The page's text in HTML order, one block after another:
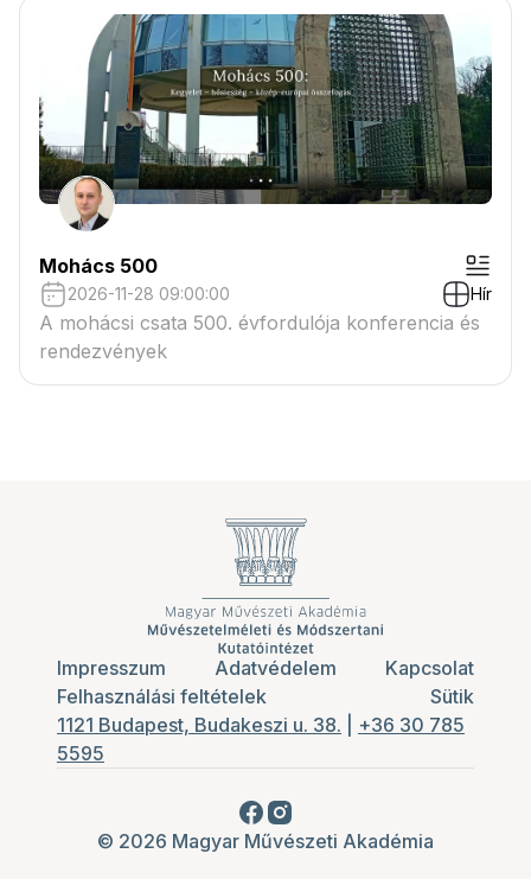
Mohács 500
2026-11-28 09:00:00 Hír
A mohácsi csata 500. évfordulója konferencia és
rendezvények
Impresszum Adatvédelem
Kapcsolat
Felhasználási feltételek
Sütik
1121 Budapest, Budakeszi u. 38.
+36 30 785
5595
© 2026 Magyar Művészeti Akadémia